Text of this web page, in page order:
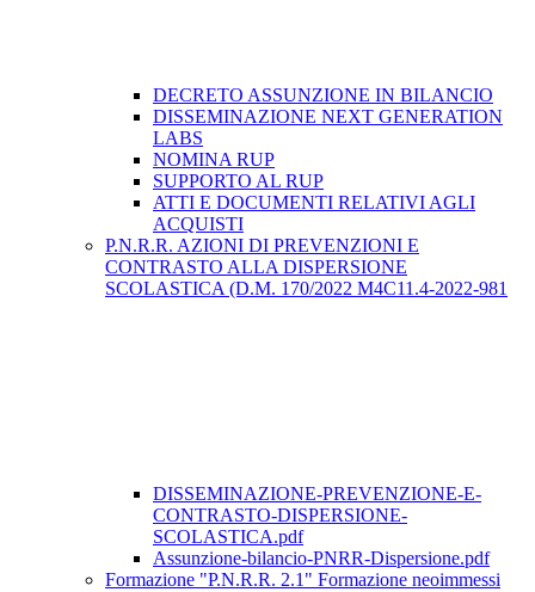
DECRETO ASSUNZIONE IN BILANCIO
DISSEMINAZIONE NEXT GENERATION
LABS
NOMINA RUP
SUPPORTO AL RUP
ATTI E DOCUMENTI RELATIVI AGLI
ACQUISTI
P.N.R.R. AZIONI DI PREVENZIONI E
CONTRASTO ALLA DISPERSIONE
SCOLASTICA (D.M. 170/2022 M4C11.4-2022-981
DISSEMINAZIONE-PREVENZIONE-E-
CONTRASTO-DISPERSIONE-
SCOLASTICA.pdf
Assunzione-bilancio-PNRR-Dispersione.pdf
Formazione "P.N.R.R. 2.1" Formazione neoimmessi